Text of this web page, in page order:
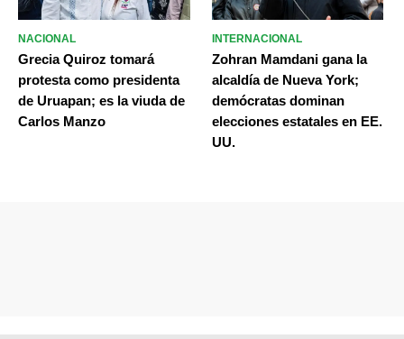
NACIONAL
Grecia Quiroz tomará
protesta como presidenta
de Uruapan; es la viuda de
Carlos Manzo
INTERNACIONAL
Zohran Mamdani gana la
alcaldía de Nueva York;
demócratas dominan
elecciones estatales en EE.
UU.